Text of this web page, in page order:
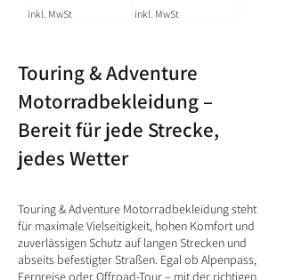
inkl. MwSt inkl. MwSt
Touring & Adventure
Motorradbekleidung –
Bereit für jede Strecke,
jedes Wetter
Touring & Adventure Motorradbekleidung steht
für maximale Vielseitigkeit, hohen Komfort und
zuverlässigen Schutz auf langen Strecken und
abseits befestigter Straßen. Egal ob Alpenpass,
Fernreise oder Offroad-Tour – mit der richtigen